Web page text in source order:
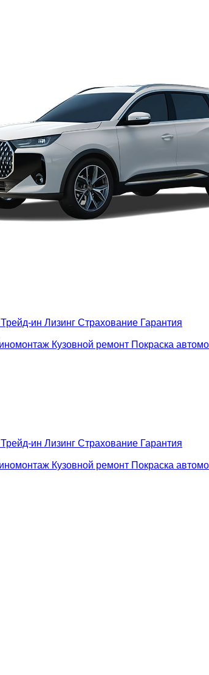
Трейд-ин Лизинг Страхование Гарантия
Кузовной ремонт Покраска
Трейд-ин Лизинг Страхование Гарантия
Кузовной ремонт Покраска